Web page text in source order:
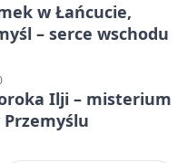
w Łańcucie,
– serce wschodu
Ilji – misterium